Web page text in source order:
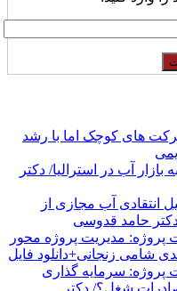
های کوچک اما با رشد
آب در استرالیا/ دکتر
انتقادی آب مجازی از
دکتر حامد قدوسی
مدیریت پروژه محور
شامی زنجانی+دانلود فایل
پروژه: سرمایه گذاری